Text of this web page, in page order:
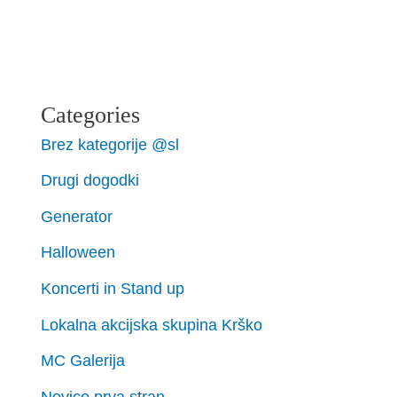
Categories
Brez kategorije @sl
Drugi dogodki
Generator
Halloween
Koncerti in Stand up
Lokalna akcijska skupina Krško
MC Galerija